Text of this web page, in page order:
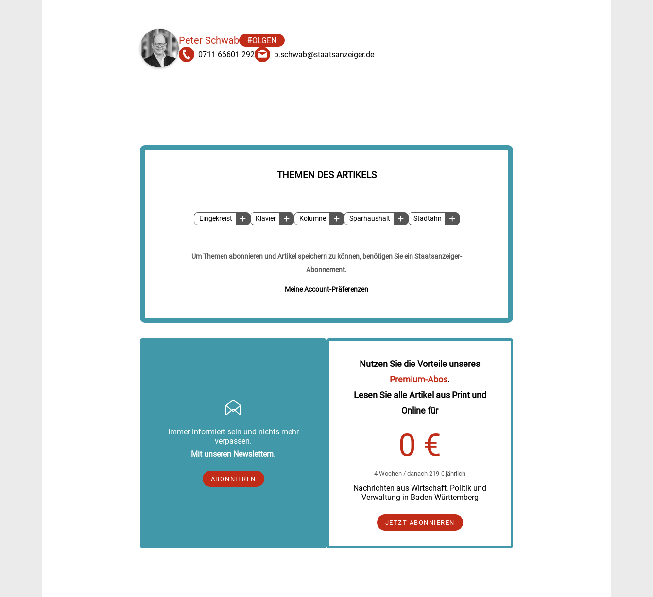
THEMEN DES ARTIKELS
Eingekreist Klavier Kolumne Sparhaushalt Stadtahn
Um Themen abonnieren und Artikel speichern zu können, benötigen Sie ein Staatsanzeiger-
Abonnement.
Meine Account-Präferenzen
Peter Schwab
FOLGEN
0711 66601 292
p.schwab@staatsanzeiger.de
Immer informiert sein und nichts mehr
verpassen.
Mit unseren Newslettern.
ABONNIEREN
Nutzen Sie die Vorteile unseres
Premium-Abos.
Lesen Sie alle Artikel aus Print und
Online für
0 €
4 Wochen / danach 219 € jährlich
Nachrichten aus Wirtschaft, Politik und
Verwaltung in Baden-Württemberg
JETZT ABONNIEREN